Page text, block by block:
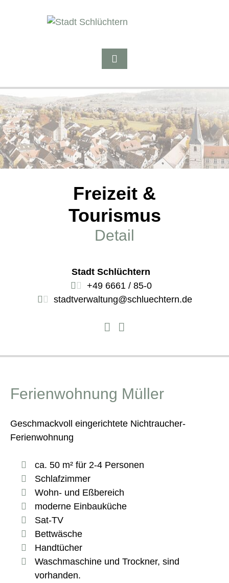
Freizeit &
Tourismus
Detail
Stadt Schlüchtern
+49 6661 / 85-0
stadtverwaltung@schluechtern.de
Ferienwohnung Müller
Geschmackvoll eingerichtete Nichtraucher-
Ferienwohnung
ca. 50 m² für 2-4 Personen
Schlafzimmer
Wohn- und Eßbereich
moderne Einbauküche
Sat-TV
Bettwäsche
Handtücher
Waschmaschine und Trockner, sind
vorhanden.